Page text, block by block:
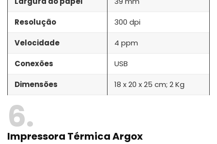
Resolução 300 dpi
Velocidade 4 ppm
Conexões USB
Dimensões 18 x 20 x 25 cm; 2 Kg
6
Impressora Térmica Argox